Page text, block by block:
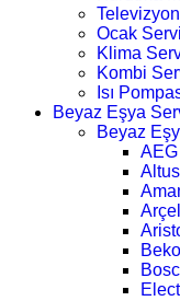
Ocak
Klima
Kombi
Isı
Beyaz Eşya
Beyaz